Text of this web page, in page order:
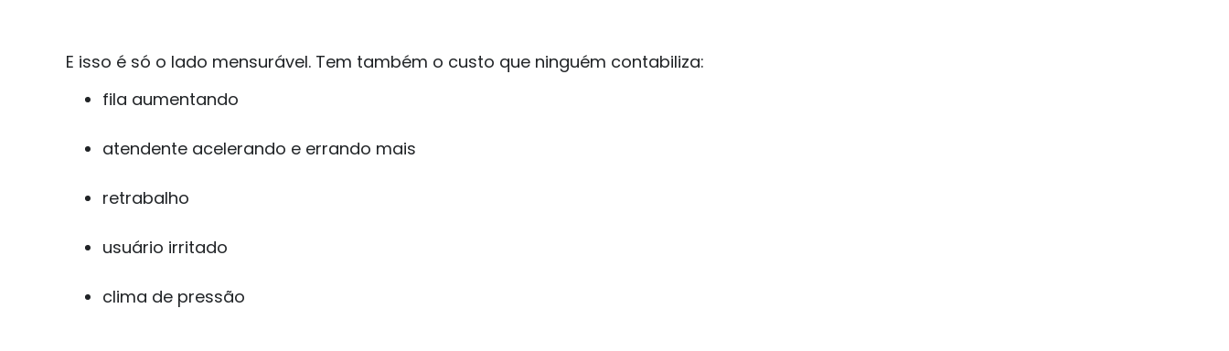
E isso é só o lado mensurável. Tem também o custo que ninguém contabiliza:
fila aumentando
atendente acelerando e errando mais
retrabalho
usuário irritado
clima de pressão